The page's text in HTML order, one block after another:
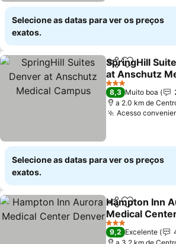
Selecione as datas para ver os preços
exatos.
PartilharAdicionar
SpringHill
at Anschutz
Campus
3 Estrelas
8,3 Muito boa
a 2.0 km de
Acesso
Selecione as datas para ver os preços
exatos.
PartilharAdicionar
Hampton Inn
Medical
3 Estrelas
9,2 Excelente